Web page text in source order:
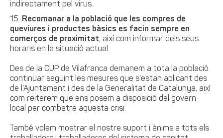
indirectament pel virus.
Recomanar a la població que les compres de
queviures i productes bàsics es facin sempre en
comerços de proximitat, així com informar dels seus
horaris en la situació actual.
Des de la CUP de Vilafranca demanem a tota la població
continuar seguint les mesures que s’estan aplicant des
de l’Ajuntament i des de la Generalitat de Catalunya, així
com reiterem que ens posem a disposició del govern
local per combatre aquesta crisi.
També volem mostrar el nostre suport i ànims a tots els